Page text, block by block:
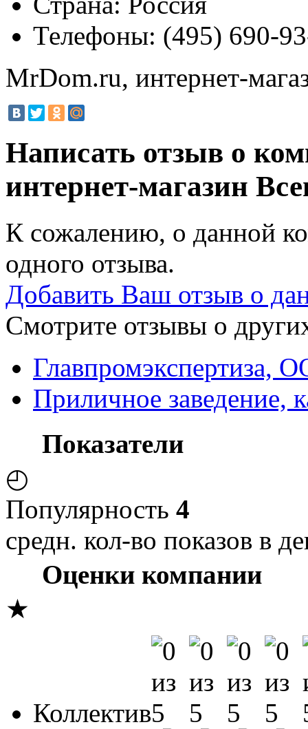
Телефоны: (495) 690-
MrDom.ru, интернет-
Написать отзыв о
интернет-магазин
К сожалению, о данной
одного отзыва.
Добавить Ваш отзыв о
Смотрите отзывы о
Главпромэкспертиза,
Приличное заведение,
Показатели
◴
Популярность 4
средн. кол-во показов в
Оценки компании
★
Коллектив